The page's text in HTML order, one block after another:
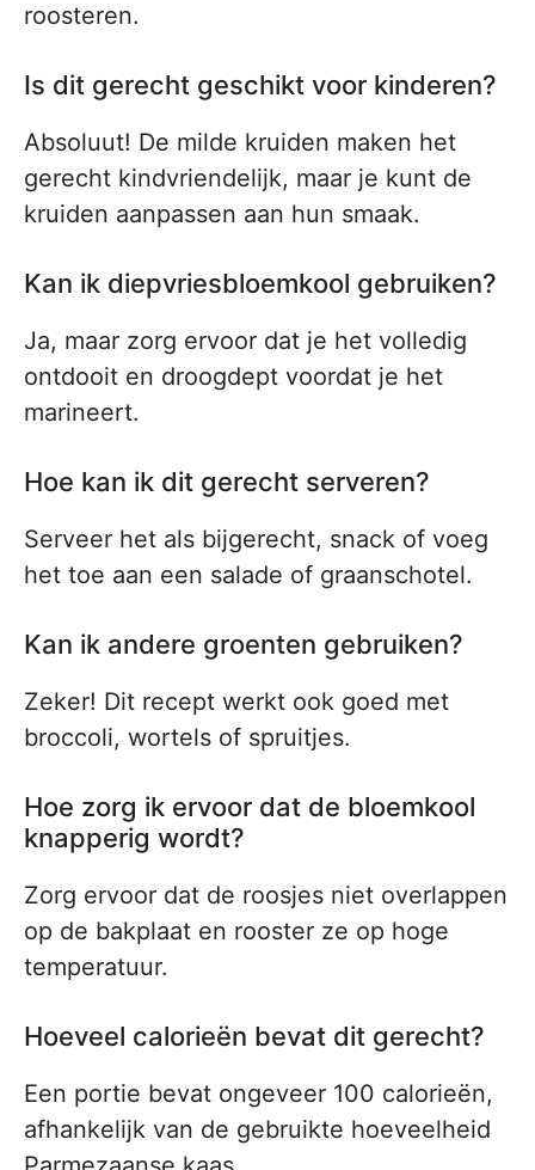
roosteren.
Is dit gerecht geschikt voor kinderen?
Absoluut! De milde kruiden maken het
gerecht kindvriendelijk, maar je kunt de
kruiden aanpassen aan hun smaak.
Kan ik diepvriesbloemkool gebruiken?
Ja, maar zorg ervoor dat je het volledig
ontdooit en droogdept voordat je het
marineert.
Hoe kan ik dit gerecht serveren?
Serveer het als bijgerecht, snack of voeg
het toe aan een salade of graanschotel.
Kan ik andere groenten gebruiken?
Zeker! Dit recept werkt ook goed met
broccoli, wortels of spruitjes.
Hoe zorg ik ervoor dat de bloemkool
knapperig wordt?
Zorg ervoor dat de roosjes niet overlappen
op de bakplaat en rooster ze op hoge
temperatuur.
Hoeveel calorieën bevat dit gerecht?
Een portie bevat ongeveer 100 calorieën,
afhankelijk van de gebruikte hoeveelheid